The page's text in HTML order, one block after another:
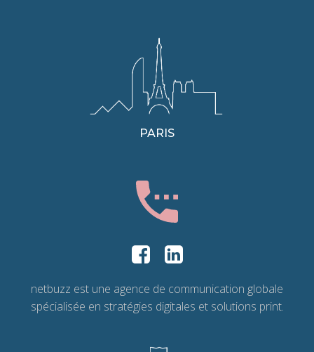
PARIS
netbuzz est une agence de communication globale
spécialisée en stratégies digitales et solutions print.